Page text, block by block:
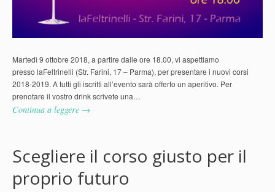
Martedì 9 ottobre 2018, a partire dalle ore 18.00, vi aspettiamo
presso laFeltrinelli (Str. Farini, 17 – Parma), per presentare i nuovi corsi
2018-2019. A tutti gli iscritti all’evento sarà offerto un aperitivo. Per
prenotare il vostro drink scrivete una…
Continua a leggere →
Scegliere il corso giusto per il
proprio futuro